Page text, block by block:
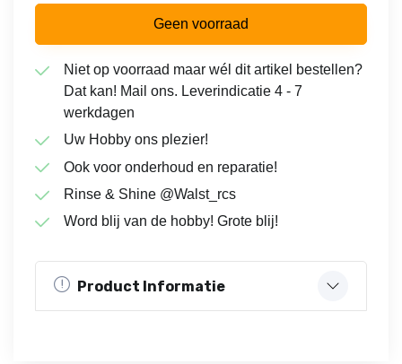
Geen voorraad
Niet op voorraad maar wél dit artikel bestellen?
Dat kan! Mail ons. Leverindicatie 4 - 7
werkdagen
Uw Hobby ons plezier!
Ook voor onderhoud en reparatie!
Rinse & Shine @Walst_rcs
Word blij van de hobby! Grote blij!
Product Informatie